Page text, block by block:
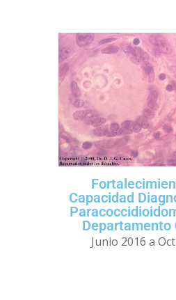
Capacidad
Departamento
Junio 2016 a